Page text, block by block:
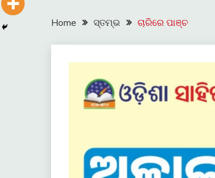
Home ସ୍ତମ୍ଭ ଚାରିରେ ପାଞ୍ଚ